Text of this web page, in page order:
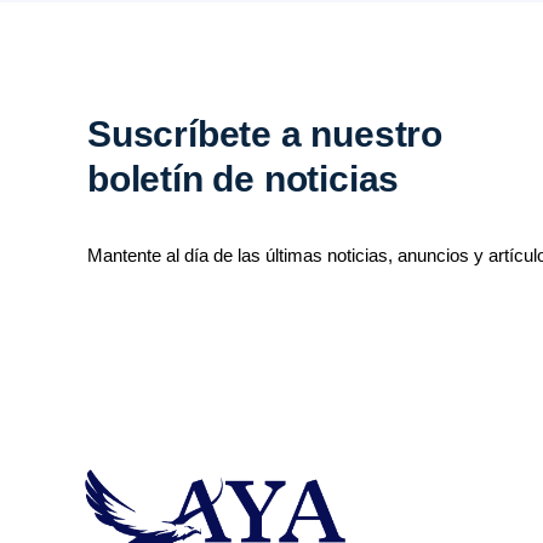
Suscríbete a nuestro
boletín de noticias
Mantente al día de las últimas noticias, anuncios y